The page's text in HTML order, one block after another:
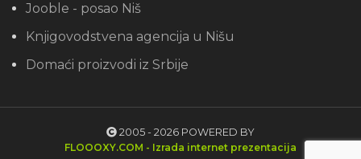
Jooble - posao Niš
Knjigovodstvena agencija u Nišu
Domaći proizvodi iz Srbije
2005 - 2026 POWERED BY
FLOOOXY.COM - Izrada internet prezentacija